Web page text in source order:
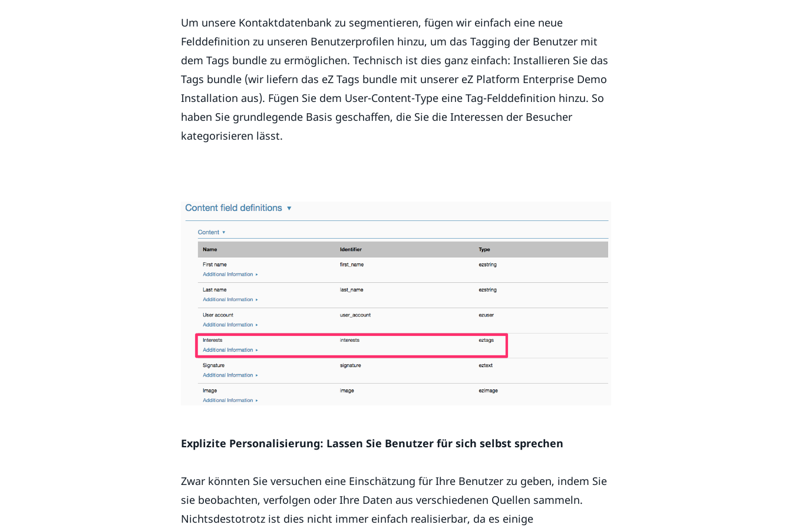
Um unsere Kontaktdatenbank zu segmentieren, fügen wir einfach eine neue
Felddefinition zu unseren Benutzerprofilen hinzu, um das Tagging der Benutzer mit
dem Tags bundle zu ermöglichen. Technisch ist dies ganz einfach: Installieren Sie das
Tags bundle (wir liefern das eZ Tags bundle mit unserer eZ Platform Enterprise Demo
Installation aus). Fügen Sie dem User-Content-Type eine Tag-Felddefinition hinzu. So
haben Sie grundlegende Basis geschaffen, die Sie die Interessen der Besucher
kategorisieren lässt.
Explizite Personalisierung: Lassen Sie Benutzer für sich selbst sprechen
Zwar könnten Sie versuchen eine Einschätzung für Ihre Benutzer zu geben, indem Sie
sie beobachten, verfolgen oder Ihre Daten aus verschiedenen Quellen sammeln.
Nichtsdestotrotz ist dies nicht immer einfach realisierbar, da es einige